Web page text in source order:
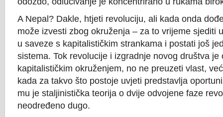
A Nepal? Dakle, htjeti revoluciju, ali kada onda
može izvesti zbog okruženja – za to vrijeme sjediti
u saveze s kapitalističkim strankama i postati još
sistema. Tok revolucije i izgradnje novog društva je
kapitalističkim okruženjem, no ne preuzeti vlast,
kada za takvo što postoje uvjeti predstavlja
mu je staljinistička teorija o dvije odvojene faze
neodređeno dugo.